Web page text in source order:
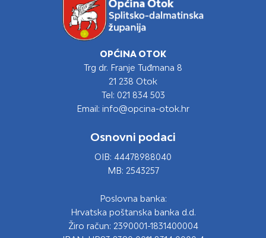
OPĆINA OTOK
Trg dr. Franje Tuđmana 8
21 238 Otok
Tel: 021 834 503
Email: info@opcina-otok.hr
Osnovni podaci
OIB: 44478988040
MB: 2543257
Poslovna banka:
Hrvatska poštanska banka d.d.
Žiro račun: 2390001-1831400004